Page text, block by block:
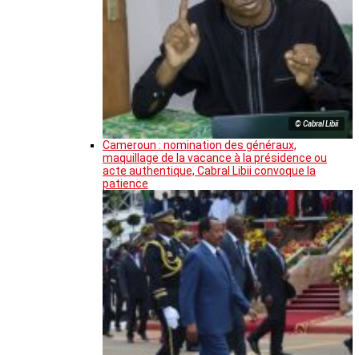
© Cabral Libii
Cameroun : nomination des généraux,
maquillage de la vacance à la présidence ou
acte authentique, Cabral Libii convoque la
patience